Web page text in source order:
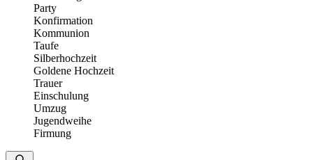
Party
Konfirmation
Kommunion
Taufe
Silberhochzeit
Goldene Hochzeit
Trauer
Einschulung
Umzug
Jugendweihe
Firmung